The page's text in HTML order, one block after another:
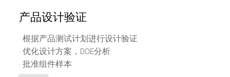
产品设计验证
· 根据产品测试计划进行设计验证
· 优化设计方案，DOE分析
· 批准组件样本